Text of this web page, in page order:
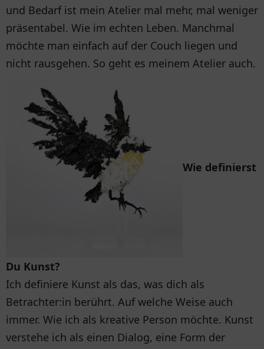
und Bedarf ist mein Atelier mal mehr, mal weniger
präsentabel. Wie im echten Leben. Manchmal
möchte man einfach auf der Couch liegen und
nicht rausgehen. So geht es meinem Atelier auch.
Wie definierst
Du Kunst?
Ich definiere Kunst als das, was dich als
Betrachter:in berührt. Auf welche Weise auch
immer. Wie ich als kreative Person möchte. Kunst
verstehe ich als einen Dialog, eine Form der